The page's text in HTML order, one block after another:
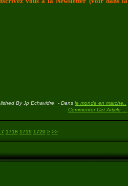
By Jp Echavidre - Dans le monde en marche..
Commenter Cet Article
1718 1719 1720 1730
1740
1750
1760
1770
1780
1790
1800
1900
2000
2100
2200
2300
2400
2500
2600
2700
> >>